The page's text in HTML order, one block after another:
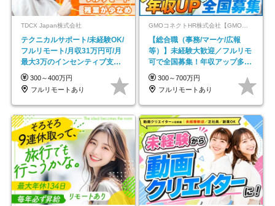
TDCX Japan株式会社
テクニカルサポート/未経験OK/
フルリモート/月収31万円可/月
最大3万のインセンティブ支給/
平均年齢33歳
300～400万円
フルリモートあり
GMOコネクトHR株式会社【GMOインターネットグループ】
【総合職（事務/マーケ/広報
等）】未経験大歓迎／フルリモ
可で全国募集！年収アップ多数
★年休最大130日★
300～700万円
フルリモートあり